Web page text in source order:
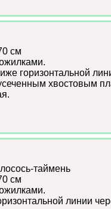
см
горизонтальной
хвостовым
таймень
см
линии